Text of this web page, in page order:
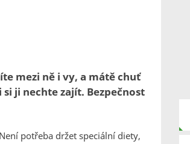
mezi ně i vy, a mátě chuť
ji nechte zajít. Bezpečnost
potřeba držet speciální diety,